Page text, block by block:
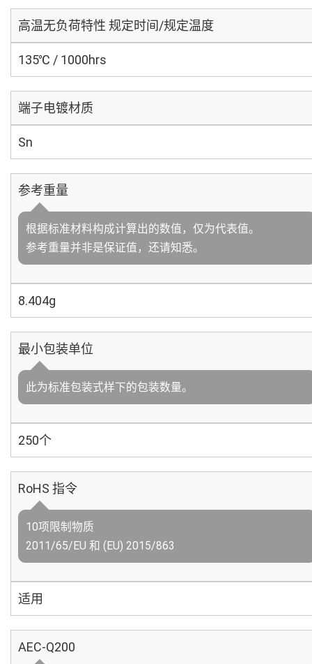
高温无负荷特性 规定时间/规定温度
135℃ / 1000hrs
端子电镀材质
Sn
参考重量
根据标准材料构成计算出的数值，仅为代表值。
参考重量并非是保证值，还请知悉。
8.404g
最小包装单位
此为标准包装式样下的包装数量。
250个
RoHS 指令
10项限制物质
2011/65/EU 和 (EU) 2015/863
适用
AEC-Q200